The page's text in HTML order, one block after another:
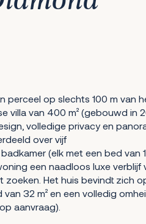
perceel op slechts 100 m van
villa van 400 m² (gebouwd in
volledige privacy en
over vijf
(elk met een bed van
een naadloos luxe verblijf
Het huis bevindt zich
32 m² en een volledig
aanvraag).